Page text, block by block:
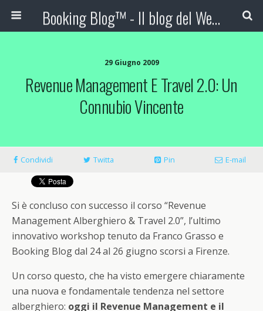
Booking Blog™ - Il blog del Web Marketing Turistico
29 Giugno 2009
Revenue Management E Travel 2.0: Un
Connubio Vincente
Condividi Twitta Pin E-mail
Si è concluso con successo il corso “Revenue
Management Alberghiero & Travel 2.0”, l’ultimo
innovativo workshop tenuto da Franco Grasso e
Booking Blog dal 24 al 26 giugno scorsi a Firenze.
Un corso questo, che ha visto emergere chiaramente
una nuova e fondamentale tendenza nel settore
alberghiero: oggi il Revenue Management e il